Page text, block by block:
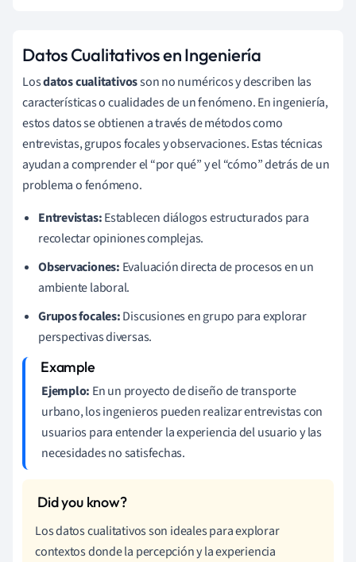
Datos Cualitativos en Ingeniería
Losdatos cualitativosson no numéricos y describen las
características o cualidades de un fenómeno. En ingeniería,
estos datos se obtienen a través de métodos como
entrevistas, grupos focales y observaciones. Estas técnicas
ayudan a comprender el “por qué” y el “cómo” detrás de un
problema o fenómeno.
Entrevistas:Establecen diálogos estructurados para
recolectar opiniones complejas.
Observaciones: Evaluación directa de procesos en un
ambiente laboral.
Grupos focales:Discusiones en grupo para explorar
perspectivas diversas.
Ejemplo: En un proyecto de diseño de transporte
urbano, los ingenieros pueden realizar entrevistas con
usuarios para entender la experiencia del usuario y las
necesidades no satisfechas.
Los datos cualitativos son ideales para explorar
contextos donde la percepción y la experiencia